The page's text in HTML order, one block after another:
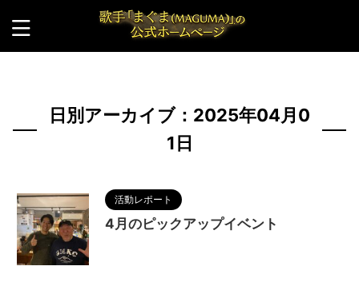
日別アーカイブ：2025年04月0
1日
活動レポート
4月のピックアップイベント